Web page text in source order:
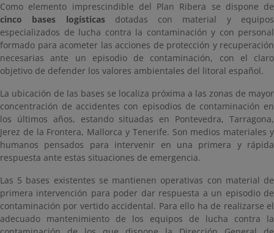
Como elemento imprescindible del Plan Ribera se dispone de
cinco bases logísticasdotadas con material y equipos
especializados de lucha contra la contaminación y con personal
formado para acometer las acciones de protección y recuperación
necesarias ante un episodio de contaminación, con el claro
objetivo de defender los valores ambientales del litoral español.
La ubicación de las bases se localiza próxima a las zonas de mayor
concentración de accidentes con episodios de contaminación en
los últimos años, estando situadas en Pontevedra, Tarragona,
Jerez de la Frontera, Mallorca y Tenerife. Son medios materiales y
humanos pensados para intervenir en una primera y rápida
respuesta ante estas situaciones de emergencia.
Las 5 bases existentes se mantienen operativas con material de
primera intervención para poder dar respuesta a un episodio de
contaminación por vertido accidental. Para ello ha de realizarse el
adecuado mantenimiento de los equipos de lucha contra la